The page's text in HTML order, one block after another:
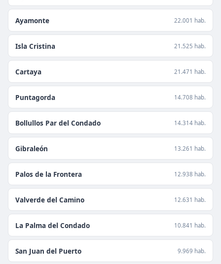
Ayamonte 22.001 hab.
Isla Cristina 21.525 hab.
Cartaya 21.471 hab.
Puntagorda 14.708 hab.
Bollullos Par del Condado 14.314 hab.
Gibraleón 13.261 hab.
Palos de la Frontera 12.938 hab.
Valverde del Camino 12.631 hab.
La Palma del Condado 10.841 hab.
San Juan del Puerto 9.969 hab.